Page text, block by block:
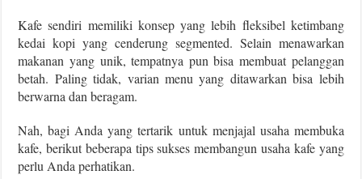
Kafe sendiri memiliki konsep yang lebih fleksibel ketimbang
kedai kopi yang cenderung segmented. Selain menawarkan
makanan yang unik, tempatnya pun bisa membuat pelanggan
betah. Paling tidak, varian menu yang ditawarkan bisa lebih
berwarna dan beragam.
Nah, bagi Anda yang tertarik untuk menjajal usaha membuka
kafe, berikut beberapa tips sukses membangun usaha kafe yang
perlu Anda perhatikan.